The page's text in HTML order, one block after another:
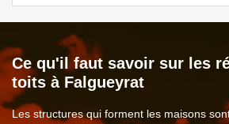
Ce qu'il faut savoir sur les
toits à Falgueyrat
Les structures qui forment les maisons